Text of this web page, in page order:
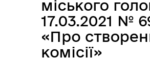
міського
17.03.2021 №
«Про
комісії»